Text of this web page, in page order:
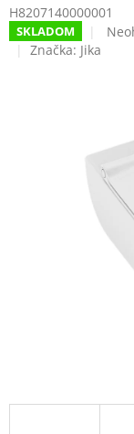
H8207140000001
SKLADOM
Značka: Jika